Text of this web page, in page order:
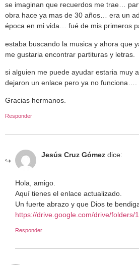
se imaginan que recuerdos me trae…
obra hace ya mas de 30 años… era un
época en mi vida… fué de mis primeros
estaba buscando la musica y ahora que
me gustaria encontrar partituras y letras.
si alguien me puede ayudar estaria muy
dejaron un enlace pero ya no funciona….
Gracias hermanos.
Responder
Jesús Cruz Gómez dice:
Hola, amigo.
Aquí tienes el enlace actualizado.
Un fuerte abrazo y que Dios te
https://drive.google.com/drive/folders/
Responder